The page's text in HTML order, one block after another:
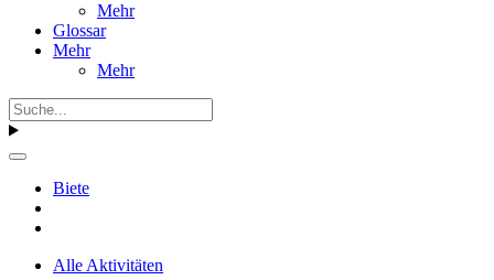
Mehr
Glossar
Mehr
Mehr
Biete
Alle Aktivitäten